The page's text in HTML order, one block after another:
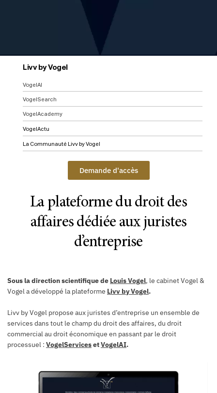
Livv by Vogel
VogelAI
VogelSearch
VogelAcademy
VogelActu
La Communauté Livv by Vogel
Demande d'accès
La plateforme du droit des
affaires dédiée aux juristes
d’entreprise
Sous la direction scientifique de Louis Vogel, le cabinet Vogel &
Vogel a développé la plateforme Livv by Vogel.
Livv by Vogel propose aux juristes d’entreprise un ensemble de
services dans tout le champ du droit des affaires, du droit
commercial au droit économique en passant par le droit
processuel : VogelServicesetVogelAI.